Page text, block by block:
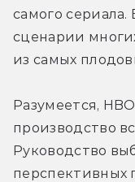
самого сериала.
сценарии
из самых
Разумеется,
производство
Руководство
перспективных